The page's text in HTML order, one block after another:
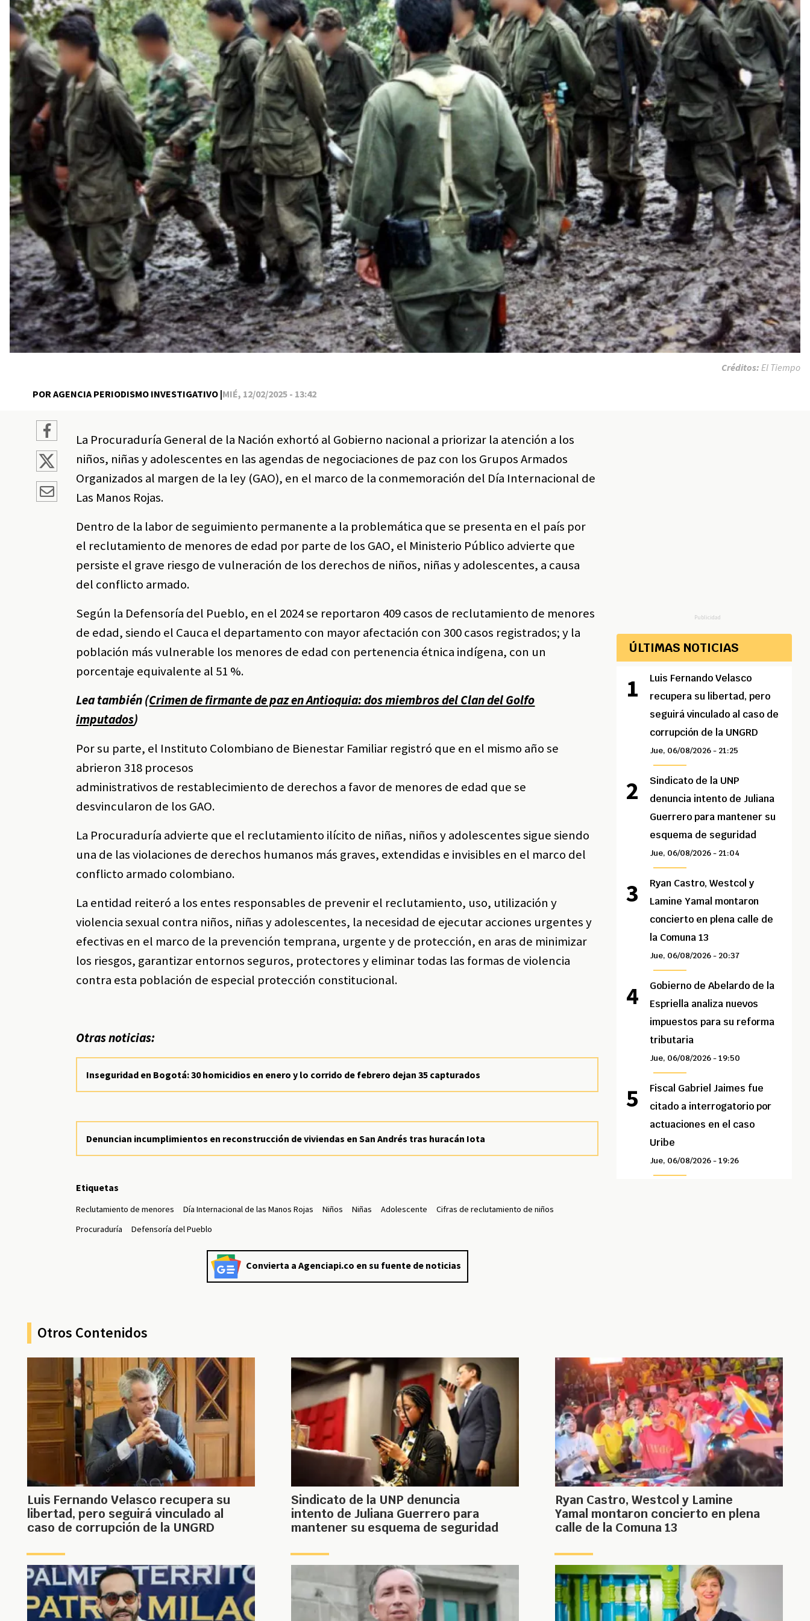
POR AGENCIA PERIODISMO INVESTIGATIVO |MIÉ, 12/02/2025 - 13:42
Créditos: El Tiempo
La Procuraduría General de la Nación exhortó al Gobierno nacional a priorizar la atención a los
niños, niñas y adolescentes en las agendas de negociaciones de paz con los Grupos Armados
Organizados al margen de la ley (GAO), en el marco de la conmemoración del Día Internacional de
Las Manos Rojas.
Dentro de la labor de seguimiento permanente a la problemática que se presenta en el país por
el reclutamiento de menores de edad por parte de los GAO, el Ministerio Público advierte que
persiste el grave riesgo de vulneración de los derechos de niños, niñas y adolescentes, a causa
del conflicto armado.
Según la Defensoría del Pueblo, en el 2024 se reportaron 409 casos de reclutamiento de menores
de edad, siendo el Cauca el departamento con mayor afectación con 300 casos registrados; y la
población más vulnerable los menores de edad con pertenencia étnica indígena, con un
porcentaje equivalente al 51 %.
Lea también (Crimen de firmante de paz en Antioquia: dos miembros del Clan del Golfo
imputados)
Por su parte, el Instituto Colombiano de Bienestar Familiar registró que en el mismo año se
abrieron 318 procesos
administrativos de restablecimiento de derechos a favor de menores de edad que se
desvincularon de los GAO.
La Procuraduría advierte que el reclutamiento ilícito de niñas, niños y adolescentes sigue siendo
una de las violaciones de derechos humanos más graves, extendidas e invisibles en el marco del
conflicto armado colombiano.
La entidad reiteró a los entes responsables de prevenir el reclutamiento, uso, utilización y
violencia sexual contra niños, niñas y adolescentes, la necesidad de ejecutar acciones urgentes y
efectivas en el marco de la prevención temprana, urgente y de protección, en aras de minimizar
los riesgos, garantizar entornos seguros, protectores y eliminar todas las formas de violencia
contra esta población de especial protección constitucional.
Otras noticias:
Inseguridad en Bogotá: 30 homicidios en enero y lo corrido de febrero dejan 35 capturados
Denuncian incumplimientos en reconstrucción de viviendas en San Andrés tras huracán Iota
Etiquetas
Reclutamiento de menores Día Internacional de las Manos Rojas Niños Niñas Adolescente
Cifras de reclutamiento de niños
Procuraduría
Defensoría del Pueblo
Convierta a Agenciapi.co en su fuente de noticias
Publicidad
ÚLTIMAS NOTICIAS
Luis Fernando Velasco
recupera su libertad, pero
seguirá vinculado al caso de
corrupción de la UNGRD
Jue, 06/08/2026 - 21:25
Sindicato de la UNP
denuncia intento de Juliana
Guerrero para mantener su
esquema de seguridad
Jue, 06/08/2026 - 21:04
Ryan Castro, Westcol y
Lamine Yamal montaron
concierto en plena calle de
la Comuna 13
Jue, 06/08/2026 - 20:37
Gobierno de Abelardo de la
Espriella analiza nuevos
impuestos para su reforma
tributaria
Jue, 06/08/2026 - 19:50
Fiscal Gabriel Jaimes fue
citado a interrogatorio por
actuaciones en el caso
Uribe
Jue, 06/08/2026 - 19:26
Otros Contenidos
Luis Fernando Velasco recupera su
libertad, pero seguirá vinculado al
caso de corrupción de la UNGRD
Sindicato de la UNP denuncia
intento de Juliana Guerrero para
mantener su esquema de seguridad
Ryan Castro, Westcol y Lamine
Yamal montaron concierto en plena
calle de la Comuna 13